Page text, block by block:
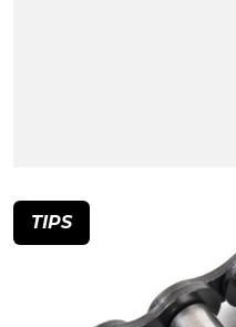
TIPS